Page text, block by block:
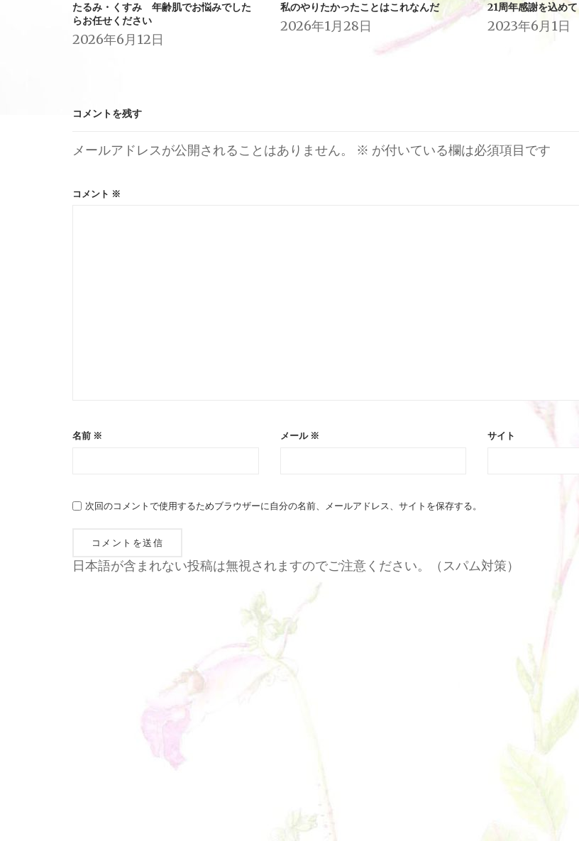
たるみ・くすみ 年齢肌でお悩みでした
らお任せください
2026年6月12日
私のやりたかったことはこれなんだ
2026年1月28日
21周年感謝を込めて
2023年6月1日
コメントを残す
メールアドレスが公開されることはありません。 ※ が付いている欄は必須項目です
コメント ※
名前 ※ メール ※ サイト
次回のコメントで使用するためブラウザーに自分の名前、メールアドレス、サイトを保存する。
日本語が含まれない投稿は無視されますのでご注意ください。（スパム対策）